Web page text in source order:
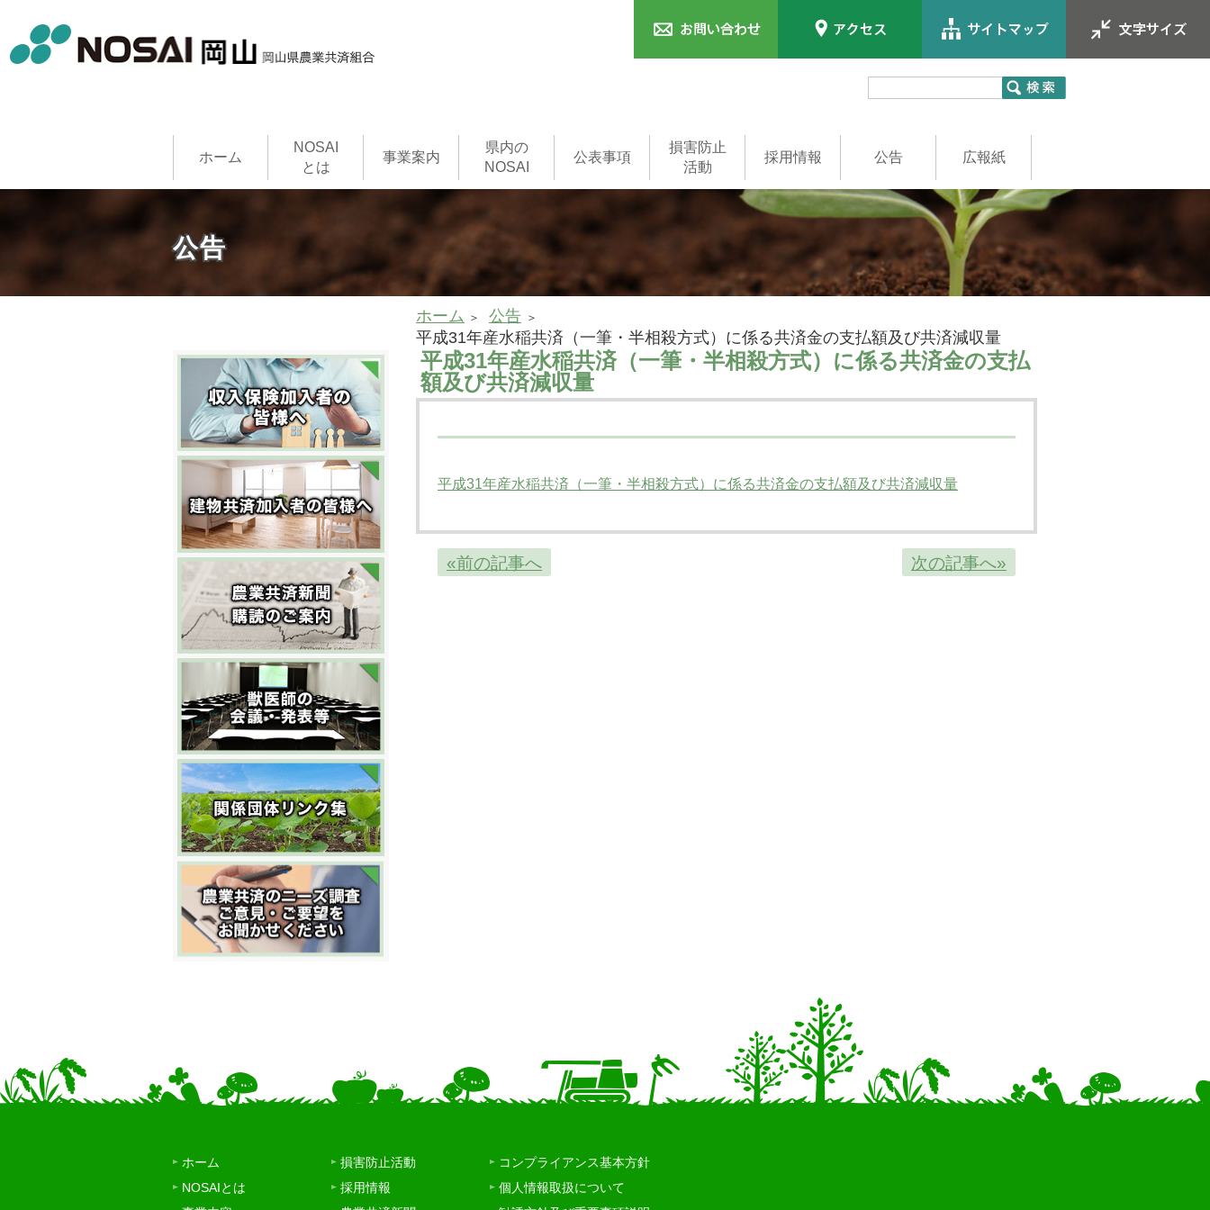
ホーム
NOSAI
とは
事業案内
農作物共済
県内の
NOSAI
本支所
家畜診療所
公表事項
損害防止
活動
採用情報
一般事務職員
家畜診療所職員
(獣医師)
公告 広報紙
公告
ホーム
公告
平成31年産水稲共済（一筆・半相殺方式）に係る共済金の支払額及び共済減収量
平成31年産水稲共済（一筆・半相殺方式）に係る共済金の支払
額及び共済減収量
平成31年産水稲共済（一筆・半相殺方式）に係る共済金の支払額及び共済減収量
«前の記事へ 次の記事へ»
ホーム
NOSAIとは
損害防止活動
採用情報
コンプライアンス基本方針
個人情報取扱について